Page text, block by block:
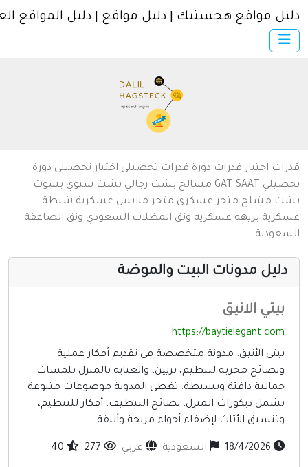
× الرئيسية
اتصل بنا
تسجيل
دخول
سياسة الخصوصية
شروط الاستخدام
مواقع إخباريه
كمبيوتر وبرامج
مواقع طبيه
منتديات
أخرى ومنوعه
مواقع هجستيك | دليل مواقع | دليل المواقع العربية
اختبار قدرات دورة قدرات تحصيلي اختبار تحصيلي دورة
SAAT
GAT مشالح بشت رجالي بشت شتوي بشوت
مشلح متجر عسكري متجر ملابس عسكرية شنطة
بريهه عسكريه ونق المظلات السعودي ونق الصاعقة
مدونات البيت والموضة
بيتي الانيق
https://baytielegant.com
بيتي الأنيق. مدونة متخصصة في تقديم أفكار عملية
ونصائح مجربة لتنظيم، تزيين، والعناية بالمنزل بلمسات
جمالية دافئة وبسيطة. تغطي المدونة موضوعات متنوعة
تشمل ديكورات المنزل، نصائح التنظيف، أفكار للتنظيم،
وتنسيق الأثاث لإضفاء أجواء مريحة وأنيقة.
السعودية عربي 277
40